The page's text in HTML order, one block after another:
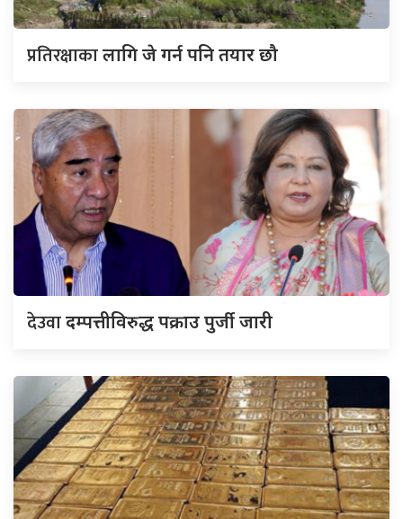
प्रतिरक्षाकालागि जे गर्न पनि तयार छौ
देउवादम्पत्तीविरुद्ध पक्राउ पुर्जी जारी